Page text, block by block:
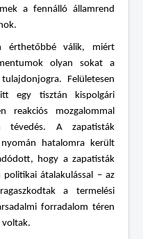
a fennálló államrend
érthetőbbé válik, miért
olyan sokat a
Felületesen
egy tisztán kispolgári
reakciós mozgalommal
tévedés. A zapatisták
hatalomra került
hogy a zapatisták
átalakulással – az
a termelési
forradalom téren
voltak.